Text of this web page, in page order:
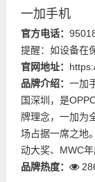
一加手机
官方电话：
提醒：如设备在
官网地址：
品牌介绍： 一加
国深圳，是
牌理念，一加为
场占据一席之地
动大奖、MWC年
品牌热度：